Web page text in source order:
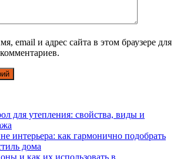
email и адрес сайта в этом браузере для
для утепления: свойства, виды и
интерьера: как гармонично подобрать
дома
и как их использовать в